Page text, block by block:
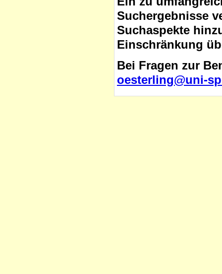
Suchergebnisse
Suchaspekte
Einschränkung
Bei Fragen zur
oesterling@uni-